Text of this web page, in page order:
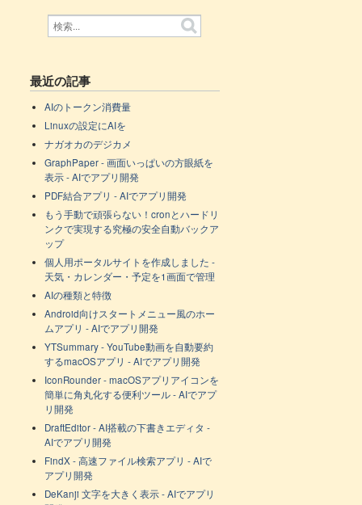
最近の記事
AIのトークン消費量
Linuxの設定にAIを
ナガオカのデジカメ
GraphPaper - 画面いっぱいの方眼紙を
表示 - AIでアプリ開発
PDF結合アプリ - AIでアプリ開発
もう手動で頑張らない！cronとハードリ
ンクで実現する究極の安全自動バックア
ップ
個人用ポータルサイトを作成しました -
天気・カレンダー・予定を1画面で管理
AIの種類と特徴
Android向けスタートメニュー風のホー
ムアプリ - AIでアプリ開発
YTSummary - YouTube動画を自動要約
するmacOSアプリ - AIでアプリ開発
IconRounder - macOSアプリアイコンを
簡単に角丸化する便利ツール - AIでアプ
リ開発
DraftEditor - AI搭載の下書きエディタ -
AIでアプリ開発
FindX - 高速ファイル検索アプリ - AIで
アプリ開発
DeKanji 文字を大きく表示 - AIでアプリ